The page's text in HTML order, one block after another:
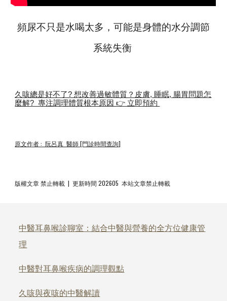
頻尿不只是水喝太多，可能是身體的水分調節
系統失衡
久咳總是好不了? 想改善過敏體質？皮膚, 睡眠, 腸胃問題怎
麼解? 專注調理體質根本原因 👉 立即預約
原文作者 : 阮呂真 醫師 [門診時間查詢]
版權文章 禁止轉載 | 更新時間 202605 本站文章禁止轉載
中醫耳鼻喉診聊室：結合中醫與營養的全方位健康管
理
中醫對耳鼻喉疾病的調理觀點
久咳與夜咳的中醫解讀